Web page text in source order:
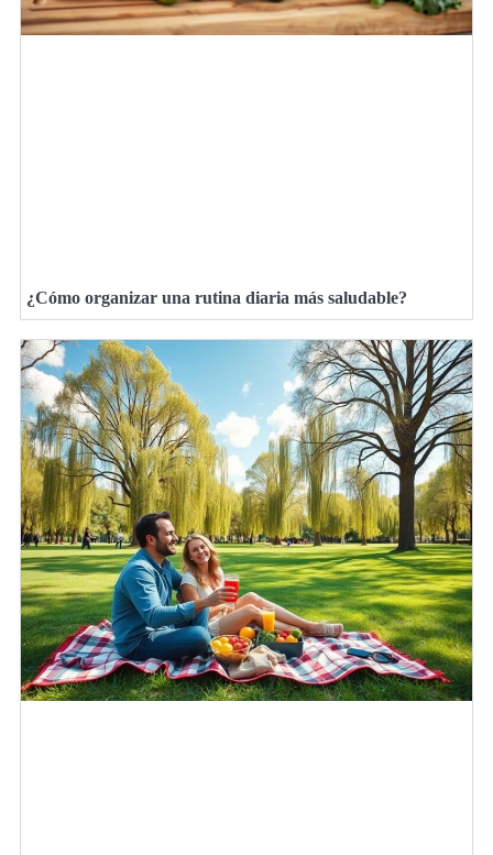
¿Cómo organizar una rutina diaria más saludable?